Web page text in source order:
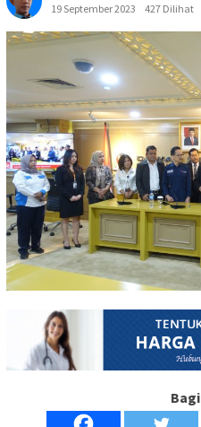
19 September 2023
427 Dilihat